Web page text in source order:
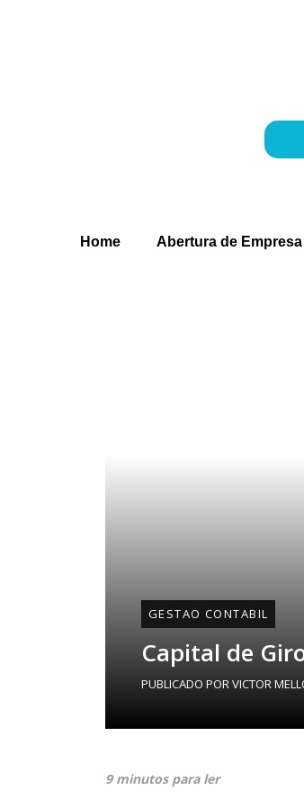
Home Abertura de Empresa
GESTAO CONTABIL
Capital de
PUBLICADO PORVICTOR
9 minutos para ler